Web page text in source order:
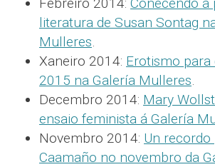
literatura de Susan Sontag
Mulleres.
Xaneiro 2014: Erotismo
2015 na Galería Mulleres.
Decembro 2014: Mary
ensaio feminista á Galería
Novembro 2014: Un
Caamaño no novembro da